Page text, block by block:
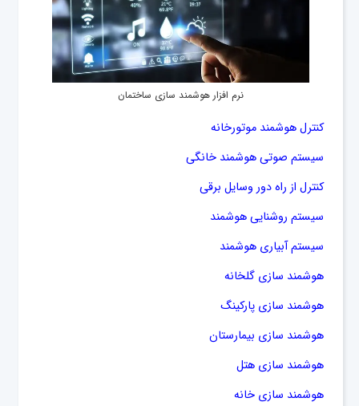
نرم افزار هوشمند سازی ساختمان
کنترل هوشمند موتورخانه
سیستم صوتی هوشمند خانگی
کنترل از راه دور وسایل برقی
سیستم روشنایی هوشمند
سیستم آبیاری هوشمند
هوشمند سازی گلخانه
هوشمند سازی پارکینگ
هوشمند سازی بیمارستان
هوشمند سازی هتل
هوشمند سازی خانه